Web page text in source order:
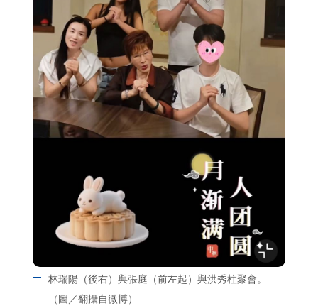
林瑞陽（後右）與張庭（前左起）與洪秀柱聚會。
（圖／翻攝自微博）